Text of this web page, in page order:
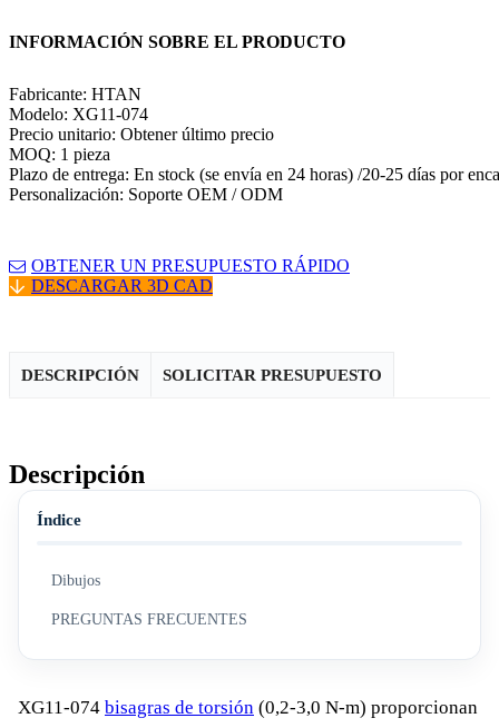
INFORMACIÓN SOBRE EL PRODUCTO
Fabricante: HTAN
Modelo: XG11-074
Precio unitario: Obtener último precio
MOQ: 1 pieza
Plazo de entrega: En stock (se envía en 24 horas) /20-25 días por
Personalización: Soporte OEM / ODM
OBTENER UN PRESUPUESTO RÁPIDO
DESCARGAR 3D CAD
DESCRIPCIÓN SOLICITAR PRESUPUESTO
Descripción
Índice
Dibujos
PREGUNTAS FRECUENTES
XG11-074 bisagras de torsión (0,2-3,0 N-m) proporcionan